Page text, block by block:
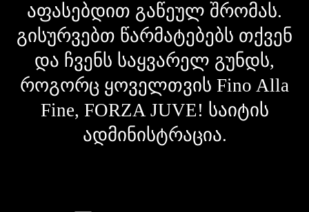
აფასებდით გაწეულ შრომას.
გისურვებთ წარმატებებს თქვენ
და ჩვენს საყვარელ გუნდს,
როგორც ყოველთვის Fino Alla
Fine, FORZA JUVE! საიტის
ადმინისტრაცია.